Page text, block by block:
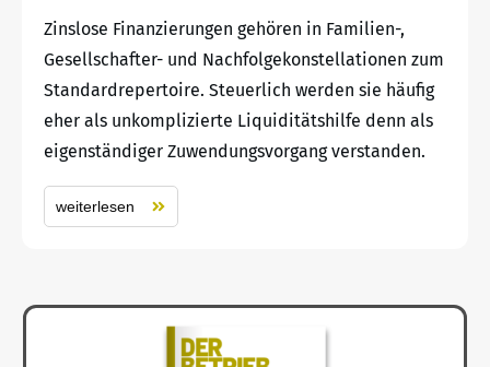
Zinslose Finanzierungen gehören in Familien-,
Gesellschafter- und Nachfolgekonstellationen zum
Standardrepertoire. Steuerlich werden sie häufig
eher als unkomplizierte Liquiditätshilfe denn als
eigenständiger Zuwendungsvorgang verstanden.
weiterlesen